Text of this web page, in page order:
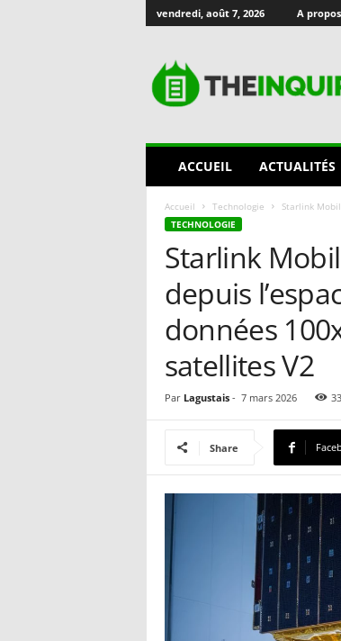
vendredi, août 7, 2026 A propos
🇫🇷
ACCUEIL ACTUALITÉS
Accueil Technologie
Starlink
TECHNOLOGIE
Starlink
depuis
données
satellites V2
Par Lagustais- 7 mars 2026
Share